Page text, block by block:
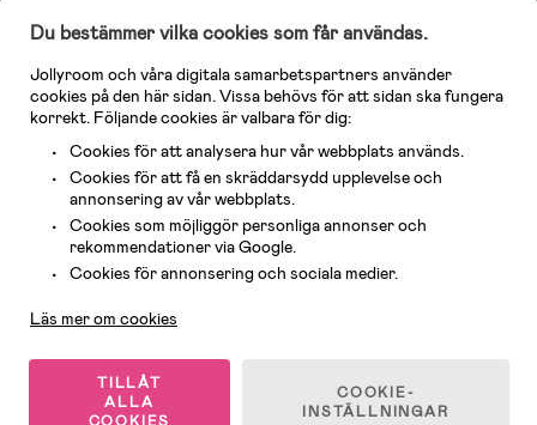
hos oss. I vårt sortiment hittar du barnvagnar, bilstolar, kläder för barn och
baby, produkter för mamman, massor av inspirerande inredning, leksaker,
babyprodukter och mycket mer. Vi erbjuder produkter från välkända
varumärken så som Britax, Maxi-Cosi, Baby Jogger, BabyBjörn, Didriksons,
KidKraft, Ergobaby, Philips Avent, Neonate, Cybex, LEGO och många fler.
Välkommen in och kika runt i Nordens största barn- och babybutik på nätet!
© 2026 Jollyroom AB. Alla rättigheter reserverade.
Du bestämmer vilka cookies som får användas.
Jollyroom och våra digitala samarbetspartners använder
cookies på den här sidan. Vissa behövs för att sidan ska fungera
korrekt. Följande cookies är valbara för dig:
Cookies för att analysera hur vår webbplats används.
Cookies för att få en skräddarsydd upplevelse och
annonsering av vår webbplats.
Cookies som möjliggör personliga annonser och
rekommendationer via Google.
Cookies för annonsering och sociala medier.
Läs mer om cookies
TILLÅT
ALLA
COOKIE-
INSTÄLLNINGAR